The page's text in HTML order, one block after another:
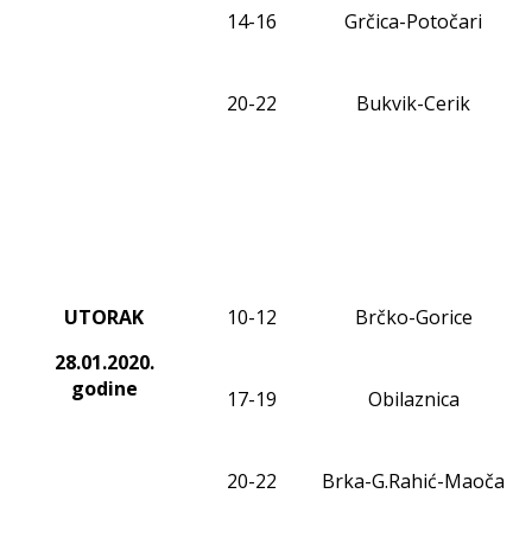
14-16 Grčica-Potočari
20-22 Bukvik-Cerik
UTORAK
28.01.2020.
godine
10-12 Brčko-Gorice
17-19 Obilaznica
20-22 Brka-G.Rahić-Maoča